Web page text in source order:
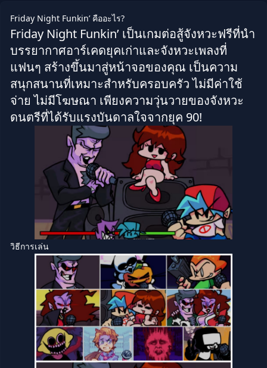
Friday Night Funkin’ คืออะไร?
Friday Night Funkin’ เป็นเกมต่อสู้จังหวะฟรีที่นำ
บรรยากาศอาร์เคดยุคเก่าและจังหวะเพลงที่
แฟนๆ สร้างขึ้นมาสู่หน้าจอของคุณ เป็นความ
สนุกสนานที่เหมาะสำหรับครอบครัว ไม่มีค่าใช้
จ่าย ไม่มีโฆษณา เพียงความวุ่นวายของจังหวะ
ดนตรีที่ได้รับแรงบันดาลใจจากยุค 90!
วิธีการเล่น